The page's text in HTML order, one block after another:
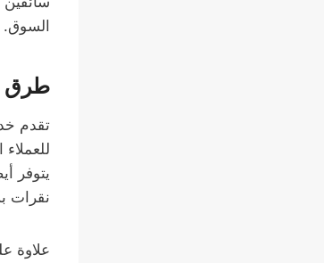
السوق.
طرق
تقدم
يتوفر
نقرات
علاوة